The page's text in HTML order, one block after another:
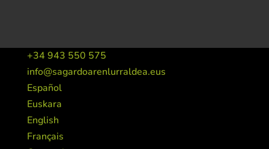
+34 943 550 575
info@sagardoarenlurraldea.eus
Español
Euskara
English
Français